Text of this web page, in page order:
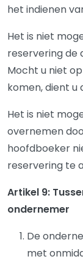
het indienen
Het is niet
reservering de
Mocht u niet
komen, dient u
Het is niet
overnemen
hoofdboeker
reservering te
Artikel 9:
ondernemer
De
met